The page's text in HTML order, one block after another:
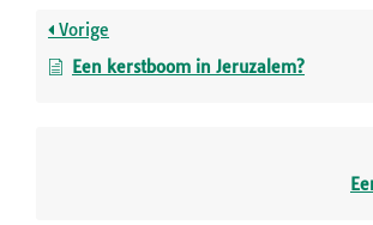
Vorige
Een kerstboom in Jeruzalem?